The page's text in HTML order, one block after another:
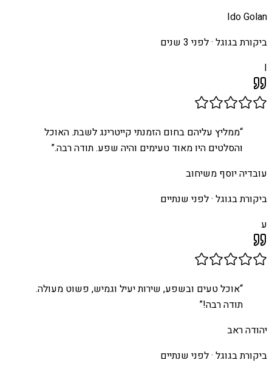
Ido Golan
ביקורת בגוגל ·לפני 3 שנים
I
“ממליץ עליהם בחום הזמנתי קייטרינג לשבת. האוכל
והסלטים היו מאוד טעימים והיה שפע. תודה רבה.”
עובדיה יוסף משיחוב
ביקורת בגוגל ·לפני שנתיים
ע
“אוכל טעים ובשפע, שירות יעיל וגמיש, פשוט מעולה.
תודה רבה!”
יהודה ראב
ביקורת בגוגל ·לפני שנתיים